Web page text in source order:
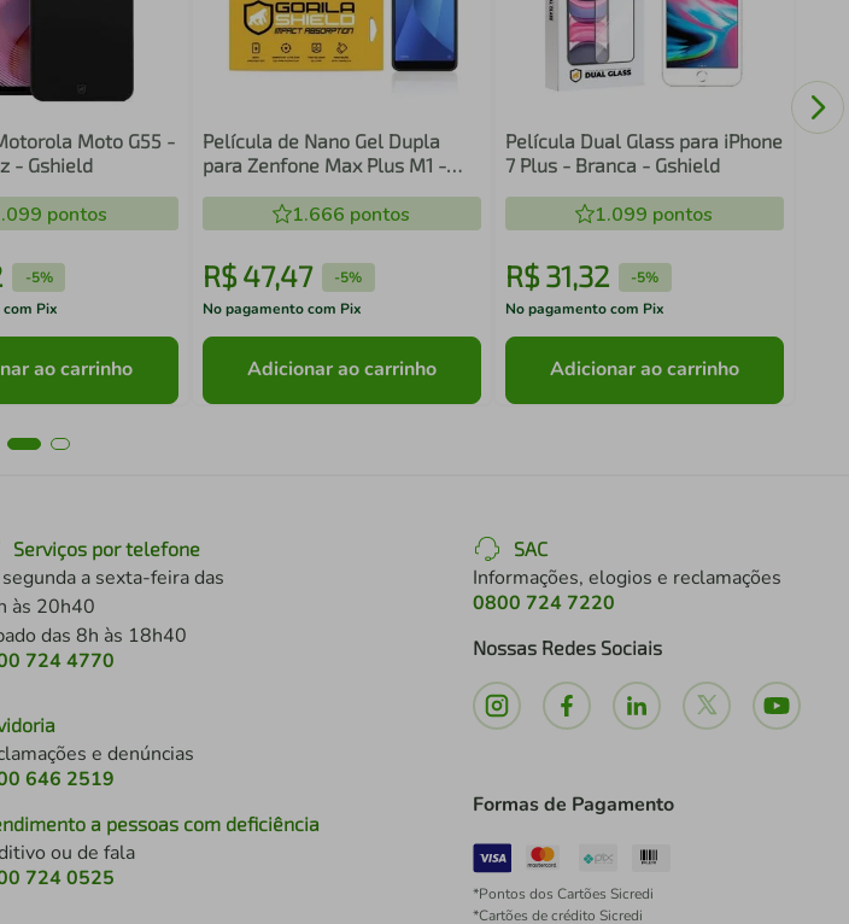
Moto G55 -
- Gshield
pontos
-5%
Pix
ao carrinho
Película de Nano Gel Dupla
para Zenfone Max Plus M1 -
1.666 pontos
R$ 47,47 -5%
No pagamento com Pix
Adicionar ao carrinho
Película Dual Glass para iPhone
7 Plus - Branca - Gshield
1.099 pontos
R$ 31,32 -5%
No pagamento com Pix
Adicionar ao carrinho
Serviços por telefone
a sexta-feira das
às 20h40
das 8h às 18h40
724 4770
e denúncias
646 2519
a pessoas com deficiência
ou de fala
724 0525
SAC
Informações, elogios e reclamações
0800 724 7220
Nossas Redes Sociais
Formas de Pagamento
*Pontos dos Cartões Sicredi
*Cartões de crédito Sicredi